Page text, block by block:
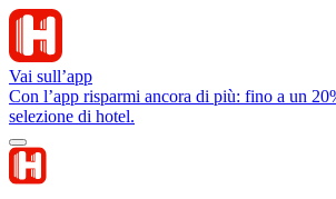
Vai sull’app
Con l’app risparmi ancora di più: fino a un
selezione di hotel.